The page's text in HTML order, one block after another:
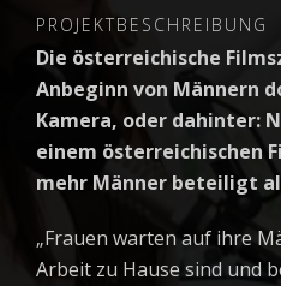
PROJEKTBESCHREIBUNG
Die österreichische
Anbeginn von Männern
Kamera, oder dahinter:
einem österreichischen
mehr Männer beteiligt
„Frauen warten auf ihre
Arbeit zu Hause sind und